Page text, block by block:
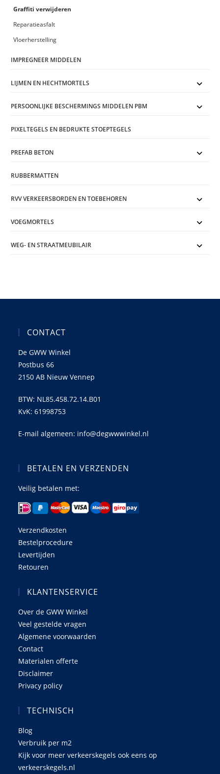
Graffiti verwijderen
Reparatieasfalt
Vloerherstelling
IMPREGNEER MIDDELEN
LIJMEN EN HECHTMORTELS
PERSOONLIJKE BESCHERMINGS MIDDELEN PBM
PIXELTEGELS EN BEDRUKTE STOEPTEGELS
PREFAB BETON
RUBBERMATTEN
RVV VERKEERSBORDEN EN TOEBEHOREN
VOEGMORTELS
WEG- EN STRAATMEUBILAIR
CONTACT
De GWW Winkel
Postbus 66
2150 AB Nieuw Vennep
BTW: NL85.458.72.14.B01
KvK: 61998753
E-mail algemeen: info@degwwwinkel.nl
BETALEN EN VERZENDEN
Veilig betalen met:
Verzendkosten
Bestelprocedure
Levertijden
Retouren
KLANTENSERVICE
Over de GWW Winkel
Veel gestelde vragen
Algemene voorwaarden
Contact
Materialen offerte
Disclaimer
Privacy policy
TECHNISCH
Blog
Verbruik per m2
Kijk voor meer verkeerskegels ook eens op
verkeerskegels.nl